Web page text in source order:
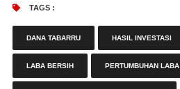
TAGS :
DANA TABARRU HASIL INVESTASI
LABA BERSIH PERTUMBUHAN LABA